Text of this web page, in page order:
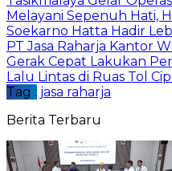
Melayani Sepenuh Hati,
Soekarno Hatta Hadir
PT Jasa Raharja Kantor
Gerak Cepat Lakukan
Lalu Lintas di Ruas Tol
Tag : jasa raharja
Berita Terbaru